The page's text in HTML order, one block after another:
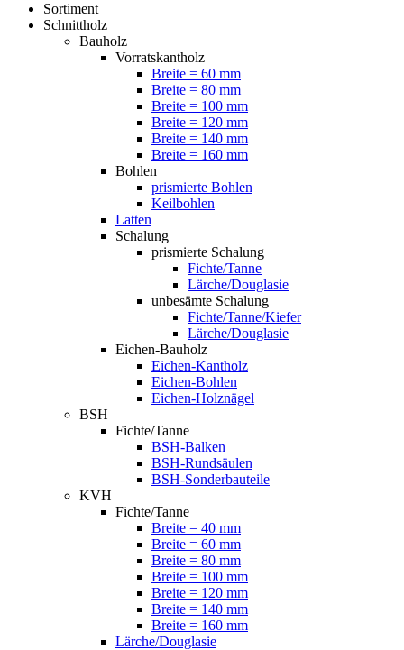
Sortiment
Schnittholz
Bauholz
Vorratskantholz
Breite = 60 mm
Breite = 80 mm
Breite = 100 mm
Breite = 120 mm
Breite = 140 mm
Breite = 160 mm
Bohlen
prismierte Bohlen
Keilbohlen
Latten
Schalung
prismierte Schalung
Fichte/Tanne
Lärche/Douglasie
unbesämte Schalung
Fichte/Tanne/Kiefer
Lärche/Douglasie
Eichen-Bauholz
Eichen-Kantholz
Eichen-Bohlen
Eichen-Holznägel
BSH
Fichte/Tanne
BSH-Balken
BSH-Rundsäulen
BSH-Sonderbauteile
KVH
Fichte/Tanne
Breite = 40 mm
Breite = 60 mm
Breite = 80 mm
Breite = 100 mm
Breite = 120 mm
Breite = 140 mm
Breite = 160 mm
Lärche/Douglasie